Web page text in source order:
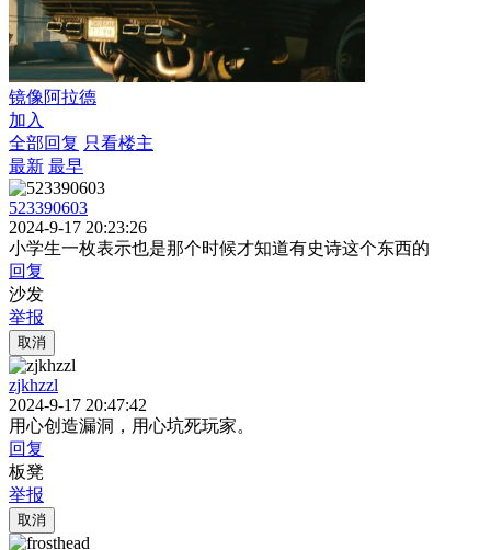
镜像阿拉德
加入
全部回复 只看楼主
最新 最早
523390603
2024-9-17 20:23:26
小学生一枚表示也是那个时候才知道有史诗这个东西的
回复
沙发
举报
取消
zjkhzzl
2024-9-17 20:47:42
用心创造漏洞，用心坑死玩家。
回复
板凳
举报
取消